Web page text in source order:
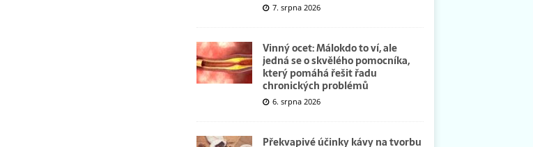
7. srpna 2026
Vinný ocet: Málokdo to ví, ale
jedná se o skvělého pomocníka,
který pomáhá řešit řadu
chronických problémů
6. srpna 2026
Překvapivé účinky kávy na tvorbu